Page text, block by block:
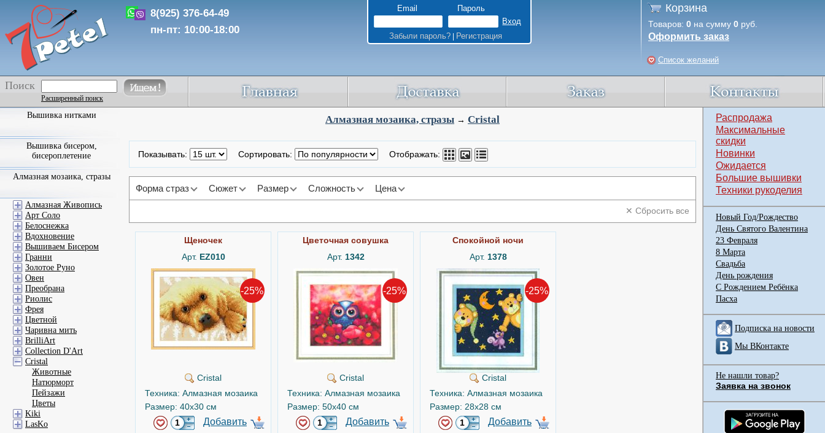
8(925) 376-64-49
пн-пт: 10:00-18:00
Email Пароль
Забыли пароль?| Регистрация
Корзина
Товаров: 0 на сумму 0 руб.
Оформить заказ
Список желаний
Поиск
Расширенный поиск
Алмазная мозаика, стразы → Cristal
Показывать: Сортировать: Отображать:
Форма страз Сюжет Размер Сложность Цена
✕ Сбросить все
Щеночек
Арт. EZ010
-25%
Cristal
Техника: Алмазная мозаика
Размер: 40x30 см
Добавить
Цветочная совушка
Арт. 1342
-25%
Cristal
Техника: Алмазная мозаика
Размер: 50x40 см
Добавить
Спокойной ночи
Арт. 1378
-25%
Cristal
Техника: Алмазная мозаика
Размер: 28x28 см
Добавить
Вышивка нитками
Вышивка бисером,
бисероплетение
Алмазная мозаика, стразы
Алмазная Живопись
Арт Соло
Белоснежка
Вдохновение
Вышиваем Бисером
Гранни
Золотое Руно
Овен
Преобрана
Риолис
Фрея
Цветной
Чаривна мить
BrilliArt
Collection D'Art
Cristal
Животные
Натюрморт
Пейзажи
Цветы
Kiki
LasKo
Распродажа
Максимальные
скидки
Новинки
Ожидается
Большие вышивки
Техники рукоделия
Новый Год/Рождество
День Святого Валентина
23 Февраля
8 Марта
Свадьба
День рождения
С Рождением Ребёнка
Пасха
Подписка на новости
Мы ВКонтакте
Не нашли товар?
Заявка на звонок